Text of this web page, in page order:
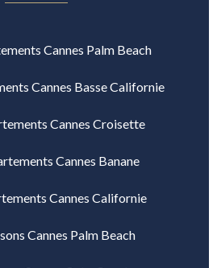
Cannes Palm Beach
Cannes Basse Californie
Cannes Croisette
Cannes Banane
Cannes Californie
Cannes Palm Beach